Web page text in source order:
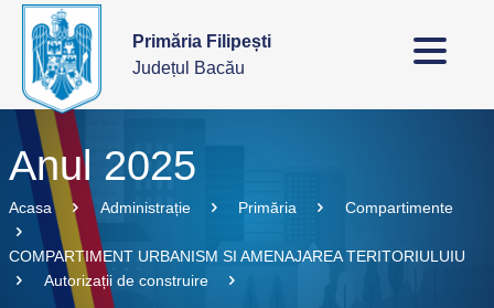
Primăria Filipești
Județul Bacău
Anul 2025
Acasa Administrație Primăria Compartimente
COMPARTIMENT URBANISM SI AMENAJAREA TERITORIULUIU
Autorizații de construire